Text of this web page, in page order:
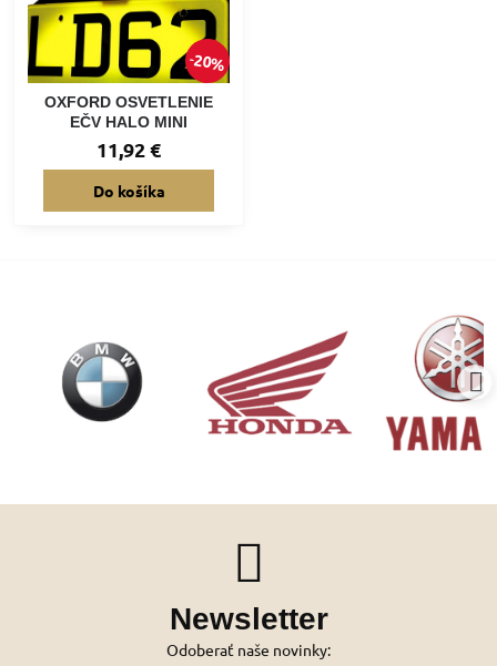
20%
OXFORD OSVETLENIE
EČV HALO MINI
11,92 €
Do košíka
Newsletter
Odoberať naše novinky: